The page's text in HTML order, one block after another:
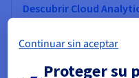
Descubrir Cloud
Data Platform
Continuar sin aceptar
Proteger su